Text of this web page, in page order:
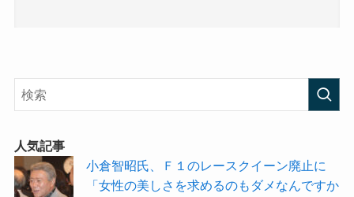
人気記事
小倉智昭氏、Ｆ１のレースクイーン廃止に
「女性の美しさを求めるのもダメなんですか